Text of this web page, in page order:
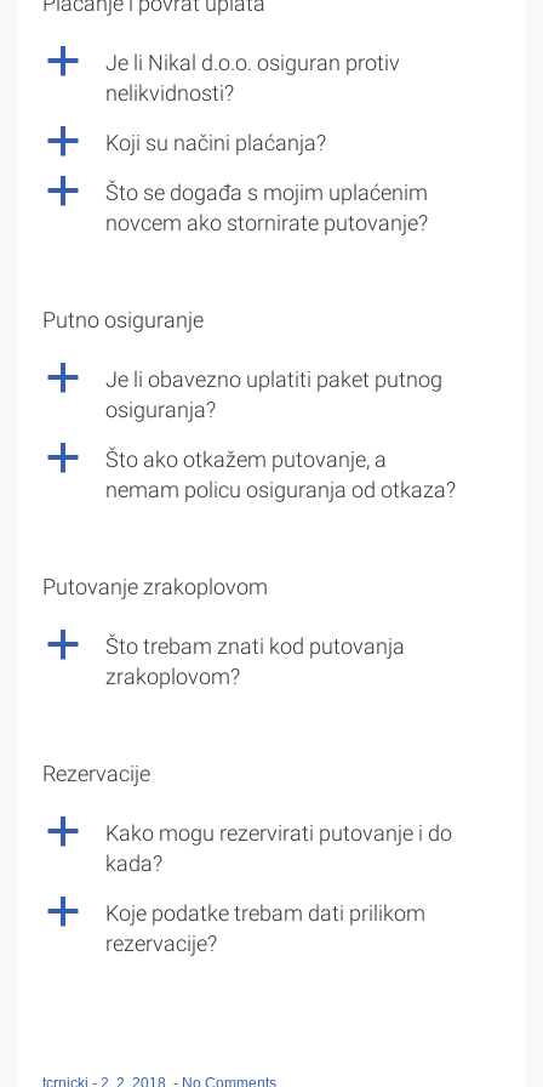
a
Je li Nikal d.o.o. osiguran protiv
nelikvidnosti?
a Koji su načini plaćanja?
a
Što se događa s mojim uplaćenim
novcem ako stornirate putovanje?
Putno osiguranje
a
Je li obavezno uplatiti paket putnog
osiguranja?
a
Što ako otkažem putovanje, a
nemam policu osiguranja od otkaza?
Putovanje zrakoplovom
a
Što trebam znati kod putovanja
zrakoplovom?
Rezervacije
a
Kako mogu rezervirati putovanje i do
kada?
a
Koje podatke trebam dati prilikom
rezervacije?
tcrnicki - 2. 2. 2018. - No Comments